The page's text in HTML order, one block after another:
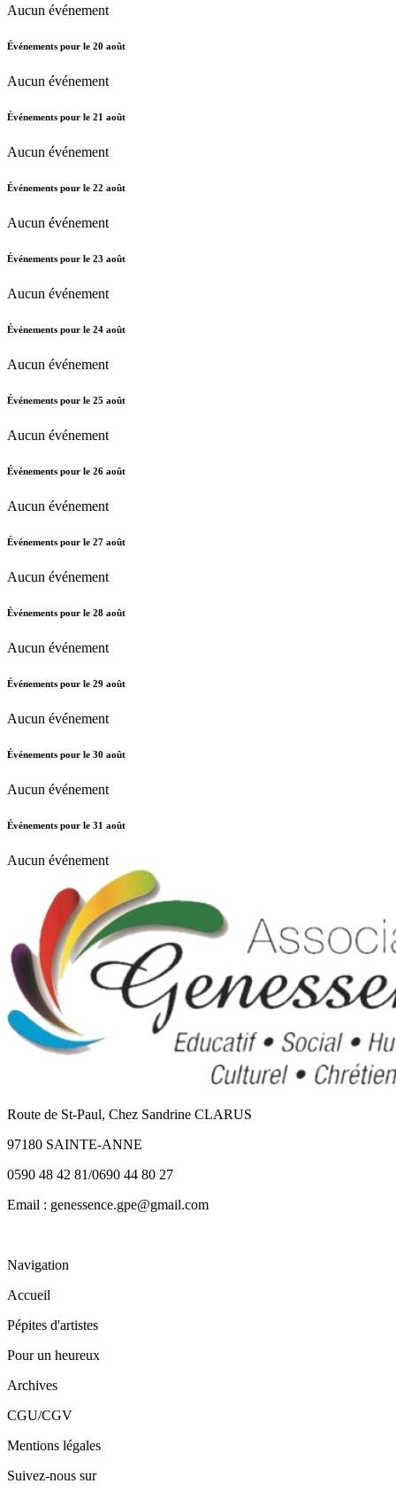
Aucun événement
Événements pour le 20 août
Aucun événement
Événements pour le 21 août
Aucun événement
Événements pour le 22 août
Aucun événement
Événements pour le 23 août
Aucun événement
Événements pour le 24 août
Aucun événement
Événements pour le 25 août
Aucun événement
Événements pour le 26 août
Aucun événement
Événements pour le 27 août
Aucun événement
Événements pour le 28 août
Aucun événement
Événements pour le 29 août
Aucun événement
Événements pour le 30 août
Aucun événement
Événements pour le 31 août
Aucun événement
Route de St-Paul, Chez Sandrine CLARUS
97180 SAINTE-ANNE
0590 48 42 81/0690 44 80 27
Email : genessence.gpe@gmail.com
Navigation
Accueil
Pépites d'artistes
Pour un heureux
Archives
CGU/CGV
Mentions légales
Suivez-nous sur